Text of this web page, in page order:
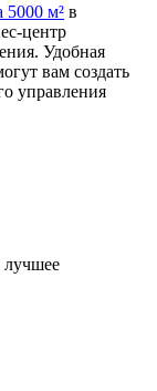
5000 м² в
центр
Удобная
вам создать
управления
лучшее